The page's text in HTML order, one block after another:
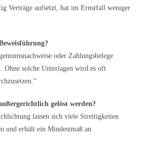
Verträge aufsetzt, hat im Ernstfall weniger
oder Zahlungsbelege
Ohne solche Unterlagen wird es oft
gelöst werden?
lassen sich viele Streitigkeiten
und erhält ein Mindestmaß an